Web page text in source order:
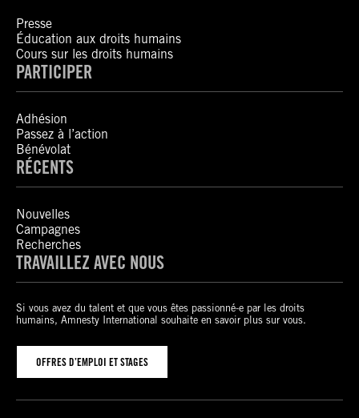
Presse
Éducation aux droits humains
Cours sur les droits humains
PARTICIPER
Adhésion
Passez à l’action
Bénévolat
RÉCENTS
Nouvelles
Campagnes
Recherches
TRAVAILLEZ AVEC NOUS
Si vous avez du talent et que vous êtes passionné-e par les droits
humains, Amnesty International souhaite en savoir plus sur vous.
OFFRES D’EMPLOI ET STAGES